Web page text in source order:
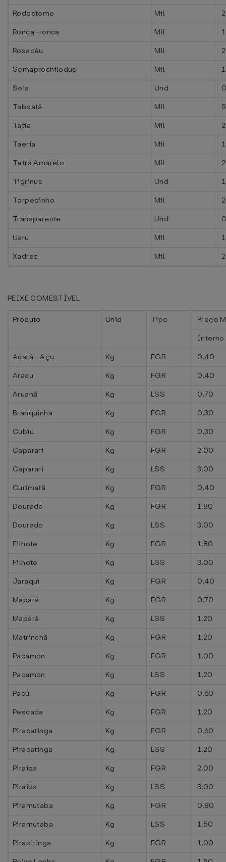
Rodostomo
Mil
Ronca -ronca
Mil
Rosacéu
Mil
Semaprochilodus
Mil
Soia
Und
Taboatá
Mil
Tatia
Mil
Taeria
Mil
Tetra Amarelo
Mil
Tigrinus
Und
Torpedinho
Mil
Transparente
Und
Uaru
Mil
Xadrez
Mil
PEIXE COMESTÍVEL
Produto Unid Tipo
Preço
Interno
Acará - Açu
Kg FGR
0,40
Aracu
Kg FGR
0,40
Aruanã
Kg LSS
0,70
Branquinha
Kg FGR
0,30
Cubiu
Kg FGR
0,30
Caparari
Kg FGR
2,00
Caparari
Kg LSS
3,00
Curimatã
Kg FGR
0,40
Dourado
Kg FGR
1,80
Dourado
Kg LSS
3,00
Filhote
Kg FGR
1,80
Filhote
Kg LSS
3,00
Jaraqui
Kg FGR
0,40
Mapará
Kg FGR
0,70
Mapará
Kg LSS
1,20
Matrinchã
Kg FGR
1,20
Pacamon
Kg FGR
1,00
Pacamon
Kg LSS
1,20
Pacú
Kg FGR
0,60
Pescada
Kg FGR
1,20
Piracatinga
Kg FGR
0,60
Piracatinga
Kg LSS
1,20
Piraiba
Kg FGR
2,00
Piraiba
Kg LSS
3,00
Piramutaba
Kg FGR
0,80
Piramutaba
Kg LSS
1,50
Pirapitinga
Kg FGR
1,00